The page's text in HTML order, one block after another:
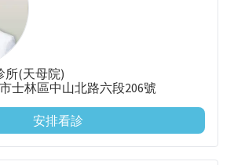
所(天母院)
士林區中山北路六段206號
安排看診